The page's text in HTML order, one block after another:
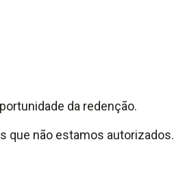
da redenção.
que não estamos autorizados.